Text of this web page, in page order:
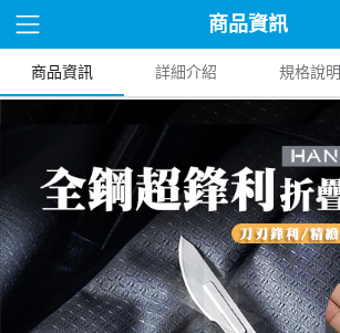
商品資訊
商品資訊 詳細介紹 規格說明